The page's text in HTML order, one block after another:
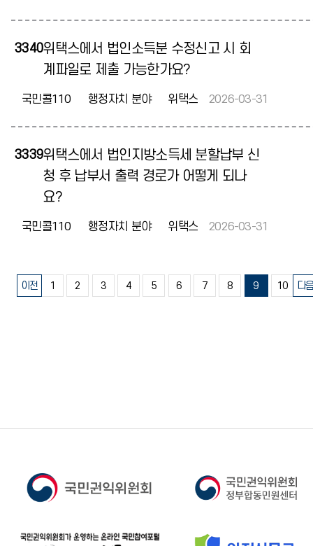
3340위택스에서 법인소득분 수정신고 시 회
계파일로 제출 가능한가요?
국민콜110 행정자치 분야 위택스 2026-03-31
3339위택스에서 법인지방소득세 분할납부 신
청 후 납부서 출력 경로가 어떻게 되나
요?
국민콜110 행정자치 분야 위택스 2026-03-31
이전 1 2 3 4 5 6 7 8 9 10 다